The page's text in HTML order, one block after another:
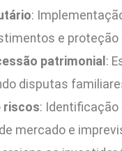
:
e proteção
patrimonial :
disputas
riscos: Identificação
mercado e